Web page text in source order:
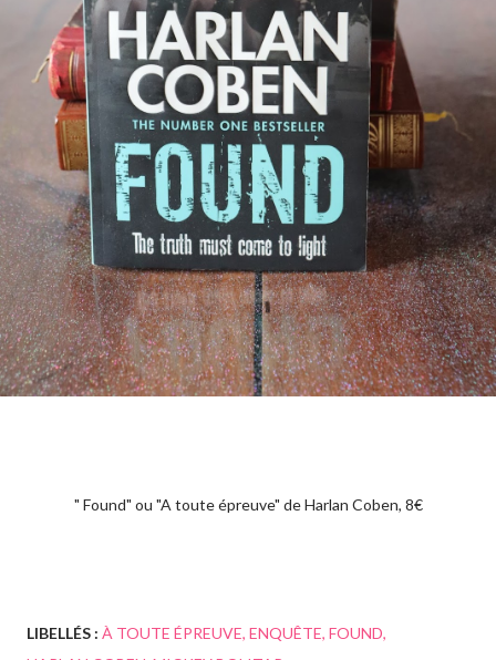
" Found" ou "A toute épreuve" de Harlan Coben, 8€
LIBELLÉS : À TOUTE ÉPREUVE ENQUÊTE FOUND